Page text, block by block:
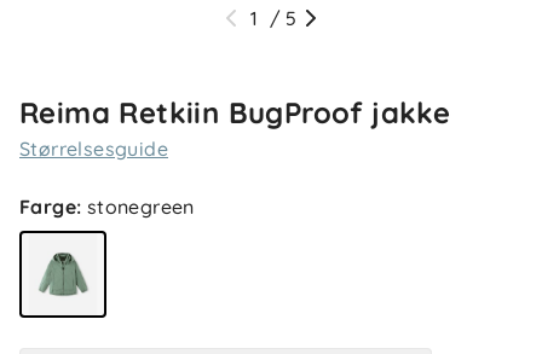
1 / 5
Reima Retkiin BugProof jakke
Størrelsesguide
Farge: stonegreen